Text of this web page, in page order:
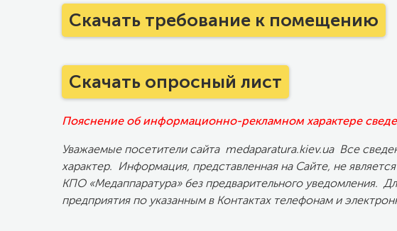
Скачать требование к помещению
Скачать опросный лист
Пояснение об информационно-рекламном характере
Уважаемые посетители сайта medaparatura.kiev.ua Все
характер. Информация, представленная на Сайте, не
КПО «Медаппаратура» без предварительного уведомления.
предприятия по указанным в Контактах телефонам и